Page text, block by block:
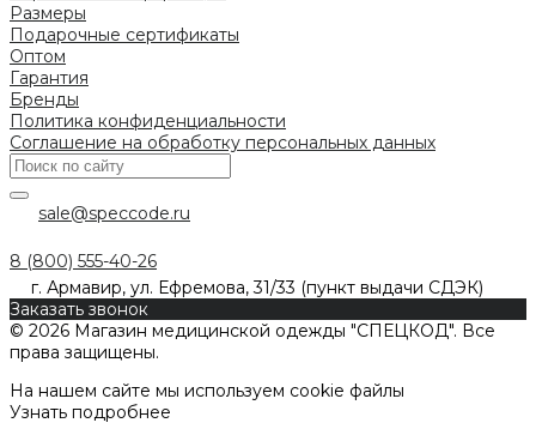
Размеры
Подарочные сертификаты
Оптом
Гарантия
Бренды
Политика конфиденциальности
Соглашение на обработку персональных данных
sale@speccode.ru
8 (800) 555-40-26
г. Армавир, ул. Ефремова, 31/33 (пункт выдачи СДЭК)
Заказать звонок
© 2026 Магазин медицинской одежды "СПЕЦКОД". Все
права защищены.
На нашем сайте мы используем cookie файлы
Узнать подробнее